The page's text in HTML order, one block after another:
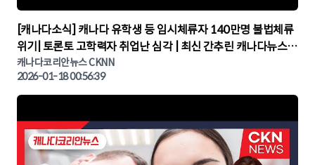
▶
[캐나다소식] 캐나다 유학생 등 임시체류자 140만명 불법체류
위기| 토론토 고학력자 취업난 심각 | 최신 간추린 캐나다뉴스 |
CKNNEWS, 캐나다코리안뉴스
캐나다코리안뉴스 CKNN
2026-01-18 00:56:39